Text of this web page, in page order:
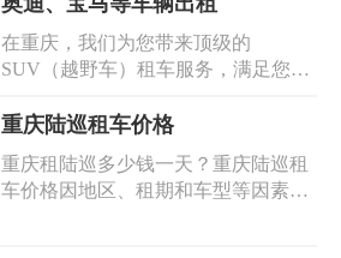
路，还是畅享城市风光，我们的越野
车都能满足您的需求。专业的服务，
优质的车况，合理的价格。 重庆越野
野车出租，伴您征服每一段旅程。重
更激情！
在重庆，我们为您带来顶级的
SUV（越野车）租车服务，满足您自
线的壮丽，还是畅享自由驰骋的快
的陆巡、强劲的普拉多，到个性的牧
马人、热门的坦克 300，乃至豪华的
重庆陆巡租车价格
重庆租陆巡多少钱一天？重庆陆巡租
车价格因地区、租期和车型等因素而